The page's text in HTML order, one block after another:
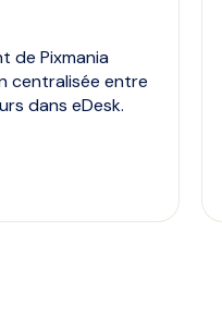
de Pixmania
centralisée entre
dans eDesk.